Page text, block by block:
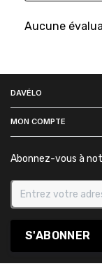
Aucune
DAVÉLO
MON COMPTE
Abonnez-vous à
S'ABONNER